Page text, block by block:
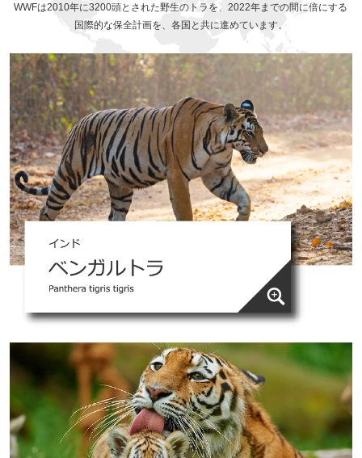
WWFは2010年に3200頭とされた野生のトラを、2022年までの間に倍にする
国際的な保全計画を、各国と共に進めています。